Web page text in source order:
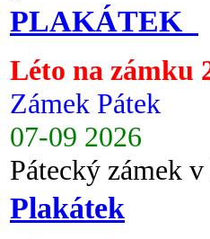
PLAKÁTEK
Léto na zámku
Zámek Pátek
07-09 2026
Pátecký zámek
Plakátek